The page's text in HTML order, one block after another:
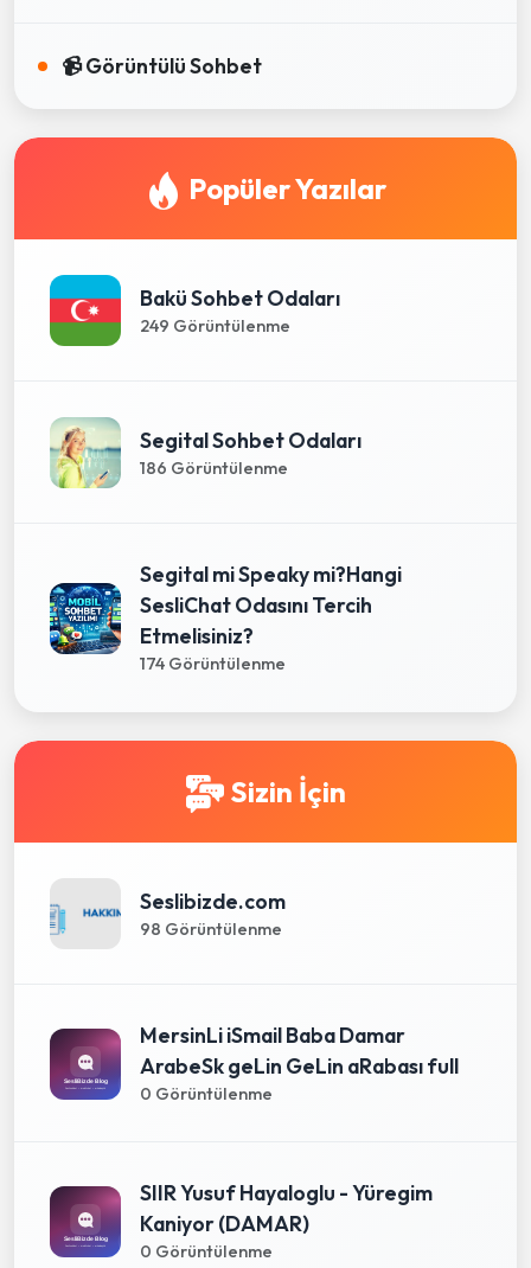
📹 Görüntülü Sohbet
Popüler Yazılar
Bakü Sohbet Odaları
249 Görüntülenme
Segital Sohbet Odaları
186 Görüntülenme
Segital mi Speaky mi?Hangi
SesliChat Odasını Tercih
Etmelisiniz?
174 Görüntülenme
Sizin İçin
Seslibizde.com
98 Görüntülenme
MersinLi iSmail Baba Damar
ArabeSk geLin GeLin aRabası full
0 Görüntülenme
SIIR Yusuf Hayaloglu - Yüregim
Kaniyor (DAMAR)
0 Görüntülenme